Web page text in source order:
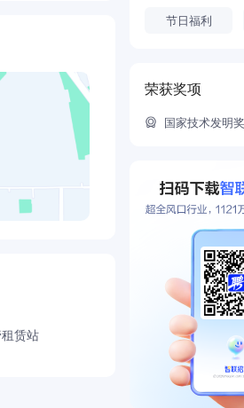
赁站
节日福利
荣获奖项
国家技术发明奖